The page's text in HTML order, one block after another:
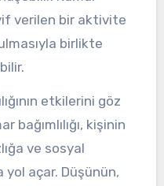
verilen bir aktivite
birlikte
etkilerini göz
bağımlılığı, kişinin
ve sosyal
yol açar. Düşünün,